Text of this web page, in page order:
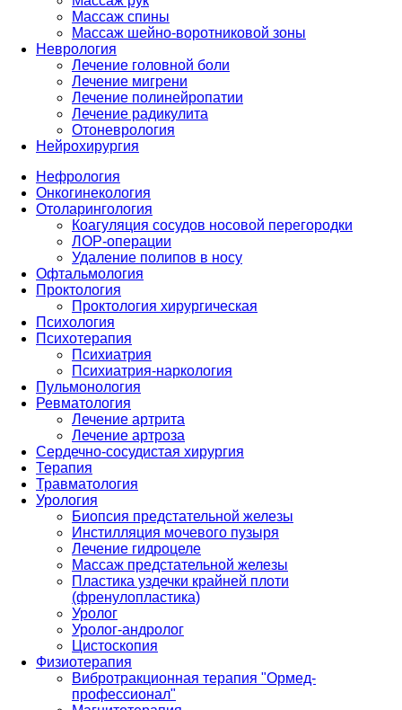
Массаж спины
Массаж шейно-воротниковой зоны
Неврология
Лечение головной боли
Лечение мигрени
Лечение полинейропатии
Лечение радикулита
Отоневрология
Нейрохирургия
Нефрология
Онкогинекология
Отоларингология
Коагуляция сосудов носовой перегородки
ЛОР-операции
Удаление полипов в носу
Офтальмология
Проктология
Проктология хирургическая
Психология
Психотерапия
Психиатрия
Психиатрия-наркология
Пульмонология
Ревматология
Лечение артрита
Лечение артроза
Сердечно-сосудистая хирургия
Терапия
Травматология
Урология
Биопсия предстательной железы
Инстилляция мочевого пузыря
Лечение гидроцеле
Массаж предстательной железы
Пластика уздечки крайней плоти
(френулопластика)
Уролог
Уролог-андролог
Цистоскопия
Физиотерапия
Вибротракционная терапия "Ормед-
профессионал"